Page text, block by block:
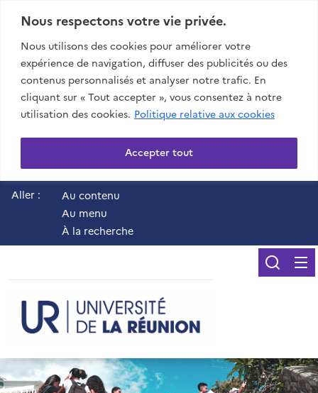
Nous respectons votre vie privée.
Nous utilisons des cookies pour améliorer votre
expérience de navigation, diffuser des publicités ou des
contenus personnalisés et analyser notre trafic. En
cliquant sur « Tout accepter », vous consentez à notre
utilisation des cookies. Politique relative aux cookies
Accepter tout
Aller :
Au contenu
Au menu
À la recherche